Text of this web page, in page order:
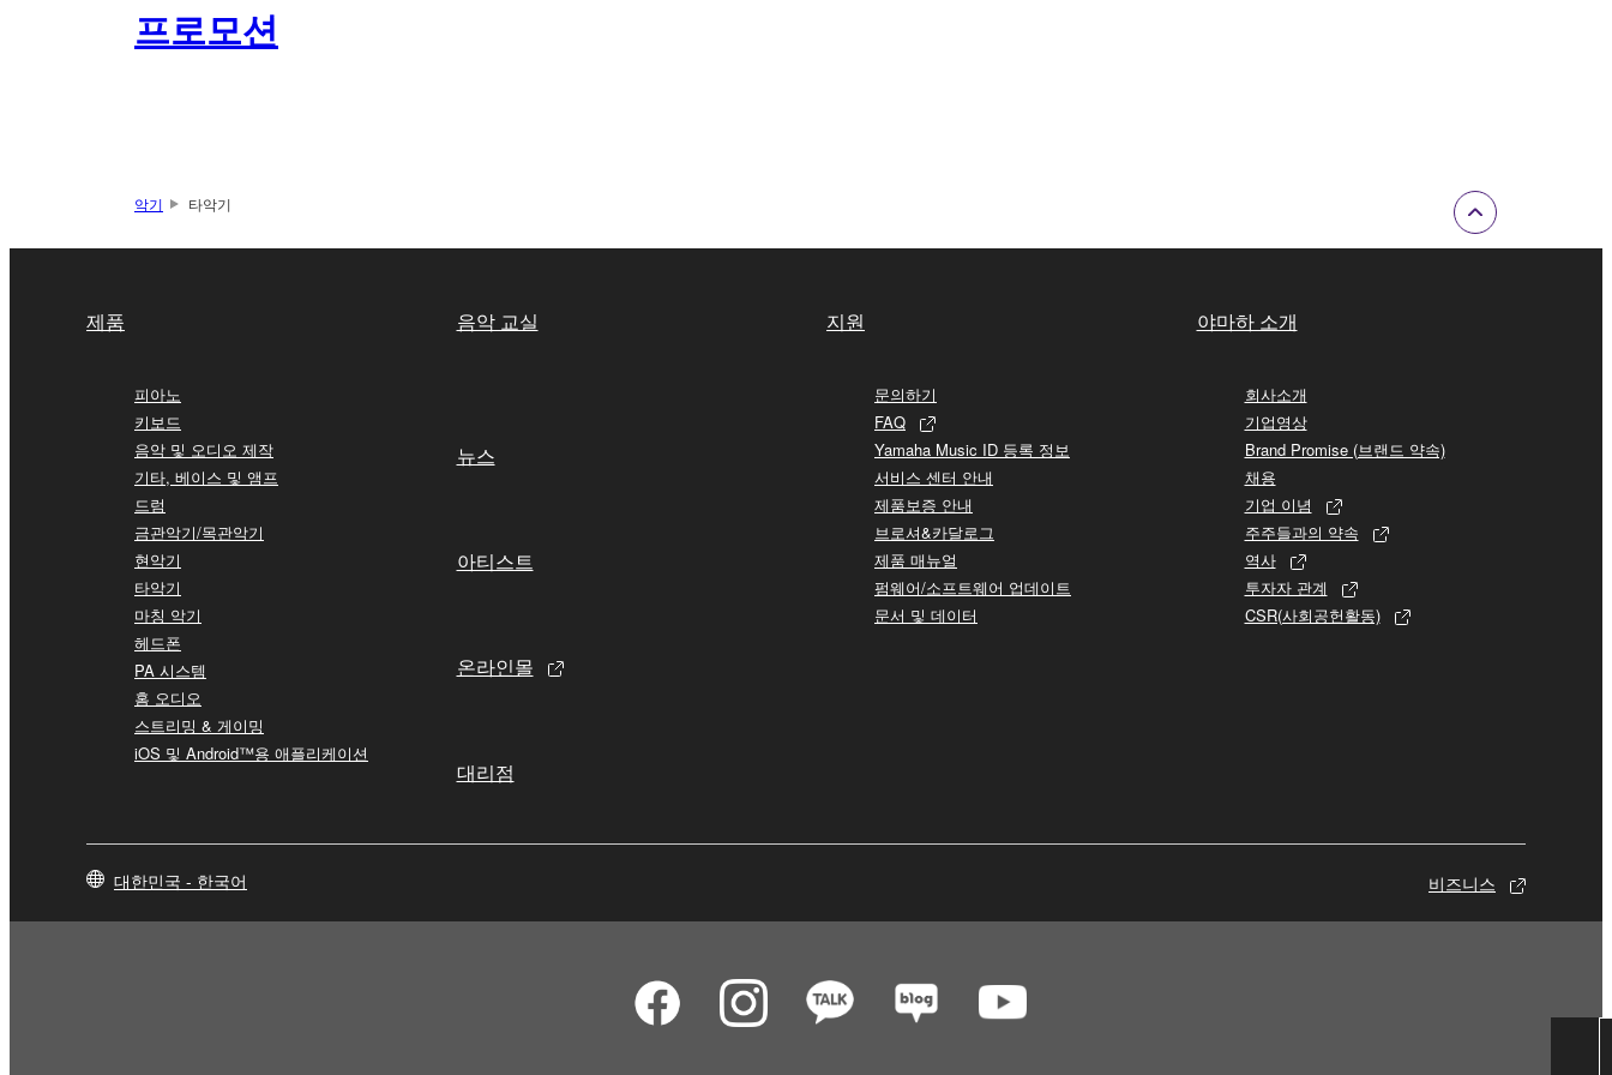
프로모션
악기 타악기
제품
피아노
키보드
음악 및 오디오 제작
기타, 베이스 및 앰프
드럼
금관악기/목관악기
현악기
타악기
마칭 악기
헤드폰
PA 시스템
홈 오디오
스트리밍 & 게이밍
iOS 및 Android™용 애플리케이션
음악 교실
뉴스
아티스트
온라인몰
대리점
지원
문의하기
FAQ
Yamaha Music ID 등록 정보
서비스 센터 안내
제품보증 안내
브로셔&카달로그
제품 매뉴얼
펌웨어/소프트웨어 업데이트
문서 및 데이터
야마하 소개
회사소개
기업영상
Brand Promise (브랜드 약속)
채용
기업 이념
주주들과의 약속
역사
투자자 관계
CSR(사회공헌활동)
대한민국 - 한국어 비즈니스